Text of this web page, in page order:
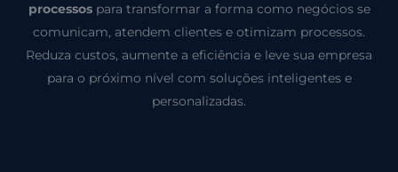
processospara transformar a forma como negócios se
comunicam, atendem clientes e otimizam processos.
Reduza custos, aumente a eficiência e leve sua empresa
para o próximo nível com soluções inteligentes e
personalizadas.